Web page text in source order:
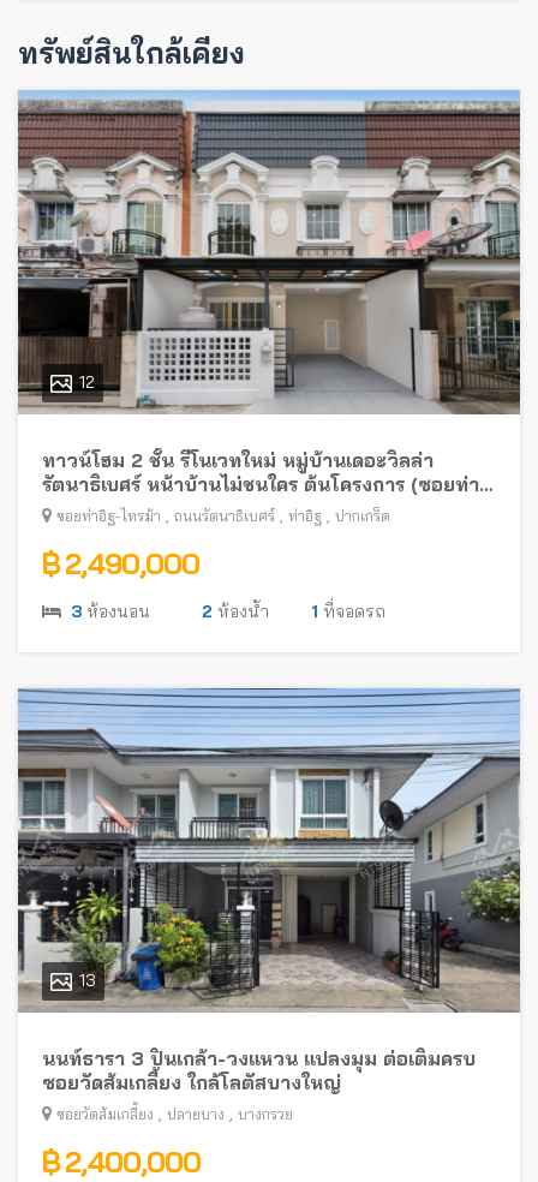
ทรัพย์สินใกล้เคียง
12
ทาวน์โฮม 2 ชั้น รีโนเวทใหม่ หมู่บ้านเดอะวิลล่า
รัตนาธิเบศร์ หน้าบ้านไม่ชนใคร ต้นโครงการ (ซอยท่า
อิฐ-ไทรม้า) พร้อมอยู่ ใกล้รถไฟฟ้าสายสีม่วง
ซอยท่าอิฐ-ไทรม้า , ถนนรัตนาธิเบศร์ , ท่าอิฐ , ปากเกร็ด
฿ 2,490,000
3 ห้องนอน 2 ห้องน้ำ 1 ที่จอดรถ
13
นนท์ธารา 3 ปิ่นเกล้า-วงแหวน แปลงมุม ต่อเติมครบ
ซอยวัดส้มเกลี้ยง ใกล้โลตัสบางใหญ่
ซอยวัดส้มเกลี้ยง , ปลายบาง , บางกรวย
฿ 2,400,000